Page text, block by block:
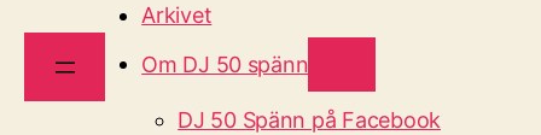
Arkivet
Om DJ 50 spänn
DJ 50 Spänn på Facebook